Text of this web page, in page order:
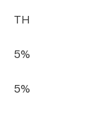
ТН
5%
5%